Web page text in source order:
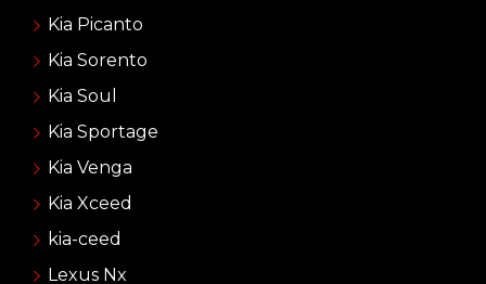
Kia Picanto
Kia Sorento
Kia Soul
Kia Sportage
Kia Venga
Kia Xceed
kia-ceed
Lexus Nx